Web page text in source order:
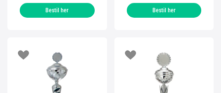
Bestil her Bestil her